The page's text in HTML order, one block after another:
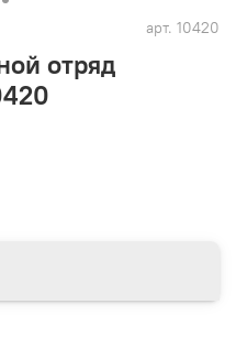
арт. 10420
отряд